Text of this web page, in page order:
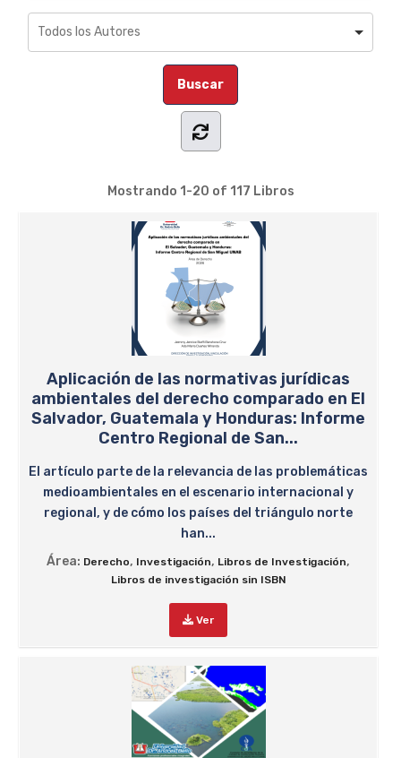
Mostrando 1-20 of 117 Libros
Aplicación de las normativas jurídicas
ambientales del derecho comparado en El
Salvador, Guatemala y Honduras: Informe
Centro Regional de San...
El artículo parte de la relevancia de las problemáticas
medioambientales en el escenario internacional y
regional, y de cómo los países del triángulo norte
han...
Área: Derecho, Investigación, Libros de Investigación,
Libros de investigación sin ISBN
Ver